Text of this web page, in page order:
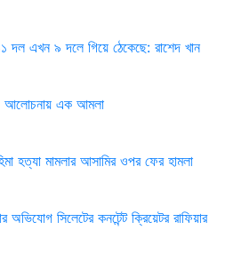
দল এখন ৯ দলে গিয়ে ঠেকেছে: রাশেদ খান
আলোচনায় এক আমলা
হত্যা মামলার আসামির ওপর ফের হামলা
সিলেটের কনটেন্ট ক্রিয়েটর রাফিয়ার